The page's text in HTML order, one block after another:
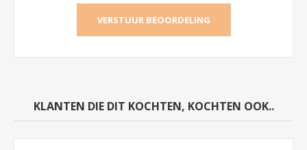
KLANTEN DIE DIT KOCHTEN, KOCHTEN OOK..